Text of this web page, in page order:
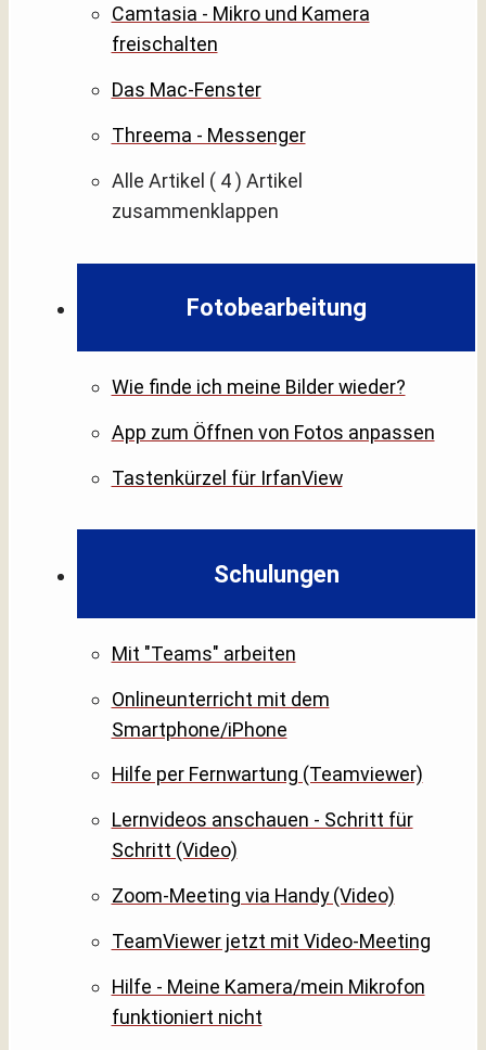
Camtasia - Mikro und Kamera
freischalten
Das Mac-Fenster
Threema - Messenger
Alle Artikel ( 4 ) Artikel
zusammenklappen
Fotobearbeitung
Wie finde ich meine Bilder wieder?
App zum Öffnen von Fotos anpassen
Tastenkürzel für IrfanView
Schulungen
Mit "Teams" arbeiten
Onlineunterricht mit dem
Smartphone/iPhone
Hilfe per Fernwartung (Teamviewer)
Lernvideos anschauen - Schritt für
Schritt (Video)
Zoom-Meeting via Handy (Video)
TeamViewer jetzt mit Video-Meeting
Hilfe - Meine Kamera/mein Mikrofon
funktioniert nicht